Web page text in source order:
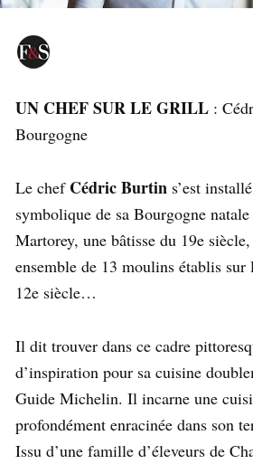
UN CHEF SUR LE GRILL :
Bourgogne
Le chef Cédric Burtin s’est
symbolique de sa Bourgogne
Martorey, une bâtisse du 19e
ensemble de 13 moulins établis sur
12e siècle…
Il dit trouver dans ce cadre
d’inspiration pour sa cuisine
Guide Michelin. Il incarne une
profondément enracinée dans son
Issu d’une famille d’éleveurs de